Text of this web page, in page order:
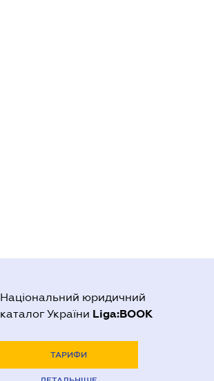
Національний юридичний
каталог України Liga:BOOK
ТАРИФИ